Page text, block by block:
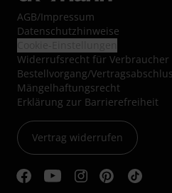
AGB/Impressum
Datenschutzhinweise
Widerrufsrecht für Verbraucher
Bestellvorgang/
Mängelhaftungsrecht
Erklärung zur Barrierefreiheit
Vertrag widerrufen